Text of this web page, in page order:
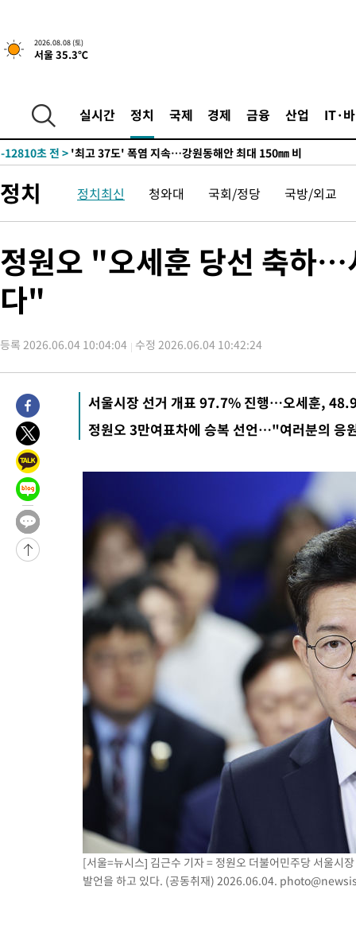
2026.08.08 (토)
서울 35.3℃
실시간 정치 국제 경제 금융 산업 IT·
-5956초 전 >[속보]뉴욕증시 상승 마감…S&P 0.6% 나스닥 1.3%↑
주 날씨]
-25672초 전 >
축구협회 "압수수색·성접대 논란 사과…쇄신의 기회로 삼겠
-24189초 전 >
송"
-12810초 전 > '최고 37도' 폭염 지속…강원동해안 최대 150㎜ 비
-28674초 전 >
극한폭염 한풀 꺾이지만…'낮 최고 35도' 무더위, 열대야 계속
-25692초 전 >축구협회 "압수수색·성접대 논란 사과…쇄신의 기회로 삼겠
송"
-12830초 전 >'최고 37도' 폭염 지속…강원동해안 최대 150㎜ 비
-5956초 전 >
정치 정치최신 청와대 국회/정당 국방/외교
정원오 "오세훈 당선 축하…
다"
등록 2026.06.04 10:04:04 수정 2026.06.04 10:42:24
서울시장 선거 개표 97.7% 진행…오세훈,
정원오 3만여표차에 승복 선언…"여러분의 응
[서울=뉴시스] 김근수 기자 = 정원오 더불어민주당 서울시
발언을 하고 있다. (공동취재) 2026.06.04.